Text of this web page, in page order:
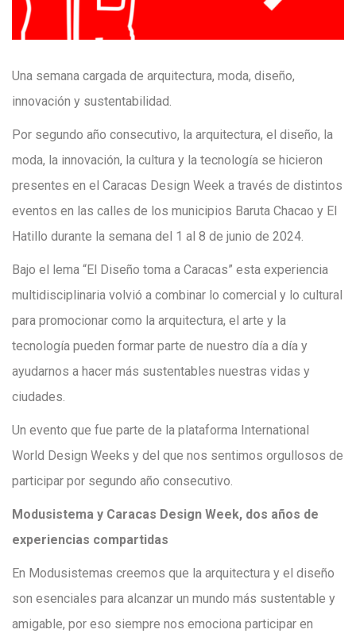
Una semana cargada de arquitectura, moda, diseño,
innovación y sustentabilidad.
Por segundo año consecutivo, la arquitectura, el diseño, la
moda, la innovación, la cultura y la tecnología se hicieron
presentes en el Caracas Design Week a través de distintos
eventos en las calles de los municipios Baruta Chacao y El
Hatillo durante la semana del 1 al 8 de junio de 2024.
Bajo el lema “El Diseño toma a Caracas” esta experiencia
multidisciplinaria volvió a combinar lo comercial y lo cultural
para promocionar como la arquitectura, el arte y la
tecnología pueden formar parte de nuestro día a día y
ayudarnos a hacer más sustentables nuestras vidas y
ciudades.
Un evento que fue parte de la plataforma International
World Design Weeks y del que nos sentimos orgullosos de
participar por segundo año consecutivo.
Modusistema y Caracas Design Week, dos años de
experiencias compartidas
En Modusistemas creemos que la arquitectura y el diseño
son esenciales para alcanzar un mundo más sustentable y
amigable, por eso siempre nos emociona participar en